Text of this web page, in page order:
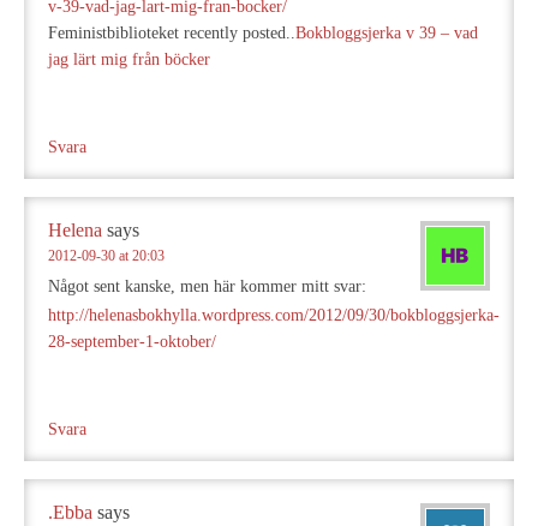
v-39-vad-jag-lart-mig-fran-bocker/
Feministbiblioteket recently posted..Bokbloggsjerka v 39 – vad
jag lärt mig från böcker
Svara
Helena says
2012-09-30 at 20:03
Något sent kanske, men här kommer mitt svar:
http://helenasbokhylla.wordpress.com/2012/09/30/bokbloggsjerka-
28-september-1-oktober/
Svara
.Ebba says